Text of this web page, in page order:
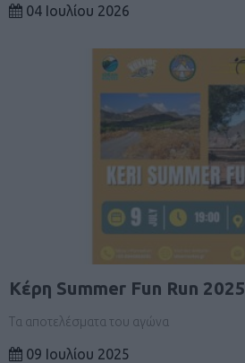
04 Ιουλίου 2026
Κέρη Summer Fun Run 2025
Τα αποτελέσματα του αγώνα
09 Ιουλίου 2025